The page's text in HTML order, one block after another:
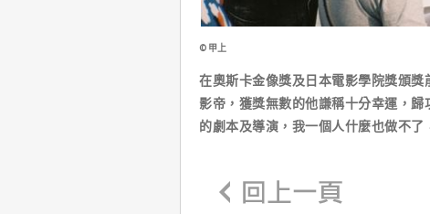
©甲上
在奧斯卡金像獎及日本電影學院獎頒獎
影帝，獲獎無數的他謙稱十分幸運，
的劇本及導演，我一個人什麼也做不了